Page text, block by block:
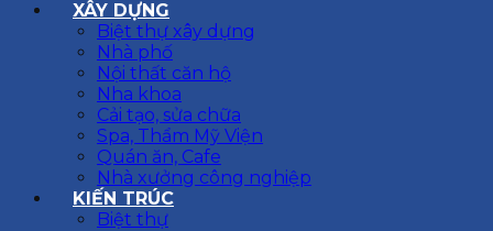
XÂY DỰNG
Biệt thự xây dựng
Nhà phố
Nội thất căn hộ
Nha khoa
Cải tạo, sửa chữa
Spa, Thẩm Mỹ Viện
Quán ăn, Cafe
Nhà xưởng công nghiệp
KIẾN TRÚC
Biệt thự